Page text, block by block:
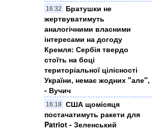
16:32
Братушки не
жертвуватимуть
аналогічними власними
інтересами на догоду
Кремля: Сербія твердо
стоїть на боці
територіальної цілісності
України, немає жодних "але",
- Вучич
16:18 США щомісяця
постачатимуть ракети для
Patriot - Зеленський